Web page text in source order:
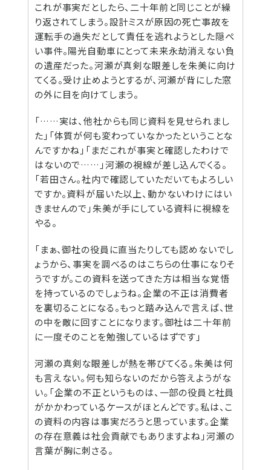
これが事実だとしたら、二十年前と同じことが繰
り返されてしまう。設計ミスが原因の死亡事故を
運転手の過失だとして責任を逃れようとした隠ぺ
い事件。陽光自動車にとって未来永劫消えない負
の遺産だった。河瀬が真剣な眼差しを朱美に向け
てくる。受け止めようとするが、河瀬が背にした窓
の外に目を向けてしまう。
「……実は、他社からも同じ資料を見せられまし
た」「体質が何も変わっていなかったということな
んですかね」「まだこれが事実と確認したわけで
はないので……」河瀬の視線が差し込んでくる。
「若田さん。社内で確認していただいてもよろしい
ですか。資料が届いた以上、動かないわけにはい
きませんので」朱美が手にしている資料に視線を
やる。
「まぁ、御社の役員に直当たりしても認めないでし
ょうから、事実を調べるのはこちらの仕事になりそ
うですが。この資料を送ってきた方は相当な覚悟
を持っているのでしょうね。企業の不正は消費者
を裏切ることになる。もっと踏み込んで言えば、世
の中を敵に回すことになります。御社は二十年前
に一度そのことを勉強しているはずです」
河瀬の真剣な眼差しが熱を帯びてくる。朱美は何
も言えない。何も知らないのだから答えようがな
い。「企業の不正というものは、一部の役員と社員
がかかわっているケースがほとんどです。私は、こ
の資料の内容は事実だろうと思っています。企業
の存在意義は社会貢献でもありますよね」河瀬の
言葉が胸に刺さる。